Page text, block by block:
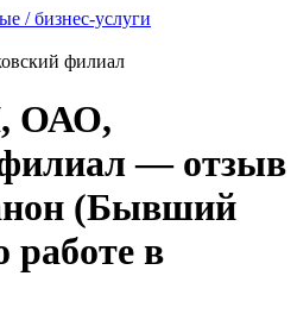
/ бизнес-услуги
филиал
ОАО,
— отзыв
работе в